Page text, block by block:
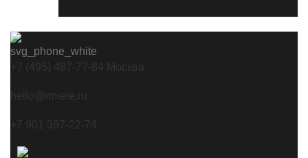
+7 (495) 487-77-84 Москва
hello@imiele.ru
+7 901 387-22-74